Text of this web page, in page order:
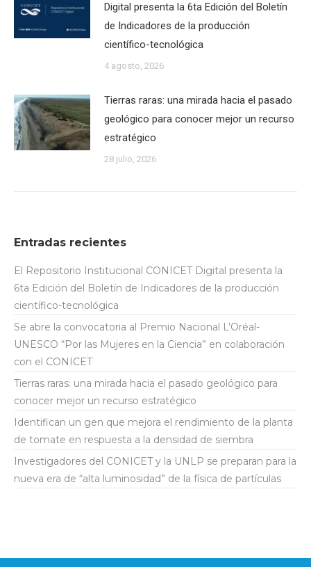
Digital presenta la 6ta Edición del Boletín
de Indicadores de la producción
científico-tecnológica
4 agosto, 2026
Tierras raras: una mirada hacia el pasado
geológico para conocer mejor un recurso
estratégico
28 julio, 2026
Entradas recientes
El Repositorio Institucional CONICET Digital presenta la
6ta Edición del Boletín de Indicadores de la producción
científico-tecnológica
Se abre la convocatoria al Premio Nacional L’Oréal-
UNESCO “Por las Mujeres en la Ciencia” en colaboración
con el CONICET
Tierras raras: una mirada hacia el pasado geológico para
conocer mejor un recurso estratégico
Identifican un gen que mejora el rendimiento de la planta
de tomate en respuesta a la densidad de siembra
Investigadores del CONICET y la UNLP se preparan para la
nueva era de “alta luminosidad” de la física de partículas